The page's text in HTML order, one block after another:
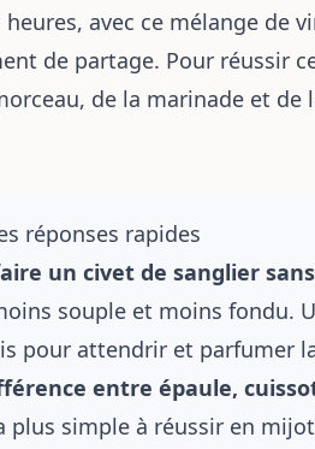
avec ce mélange de
de partage. Pour réussir
de la marinade et
réponses rapides
un civet de sanglier
souple et moins fondu.
pour attendrir et parfumer
entre épaule,
plus simple à réussir en